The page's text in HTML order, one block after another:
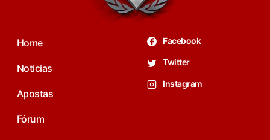
Home
Noticias
Apostas
Fórum
Facebook
Twitter
Instagram